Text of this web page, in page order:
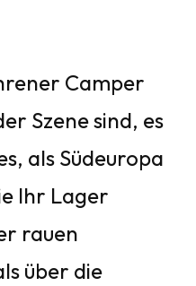
Camper
Szene sind, es
als Südeuropa
Ihr Lager
rauen
über die